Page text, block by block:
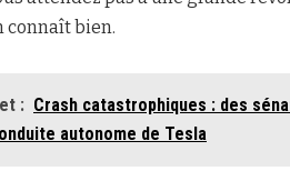
connaît bien.
: Crash catastrophiques : des
autonome de Tesla